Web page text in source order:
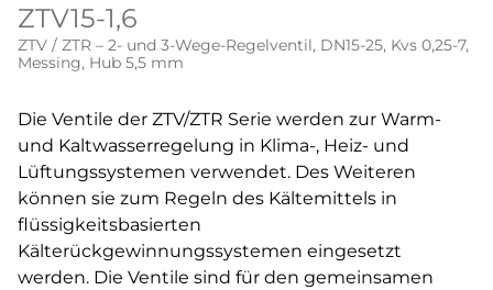
ZTV15-1,6
ZTV / ZTR – 2- und 3-Wege-Regelventil, DN15-25, Kvs 0,25-7,
Messing, Hub 5,5 mm
Die Ventile der ZTV/ZTR Serie werden zur Warm-
und Kaltwasserregelung in Klima-, Heiz- und
Lüftungssystemen verwendet. Des Weiteren
können sie zum Regeln des Kältemittels in
flüssigkeitsbasierten
Kälterückgewinnungssystemen eingesetzt
werden. Die Ventile sind für den gemeinsamen